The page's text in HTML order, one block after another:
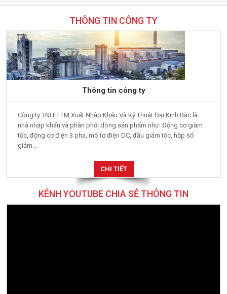
THÔNG TIN CÔNG TY
Thông tin công ty
Công ty TNHH TM Xuất Nhập Khẩu Và Kỹ Thuật Đại Kinh Bắc là
nhà nhập khẩu và phân phối dòng sản phẩm như: Động cơ giảm
tốc, động cơ điện 3 pha, mô tơ điện DC, đầu giảm tốc, hộp số
giảm...
CHI TIẾT
KÊNH YOUTUBE CHIA SẺ THÔNG TIN